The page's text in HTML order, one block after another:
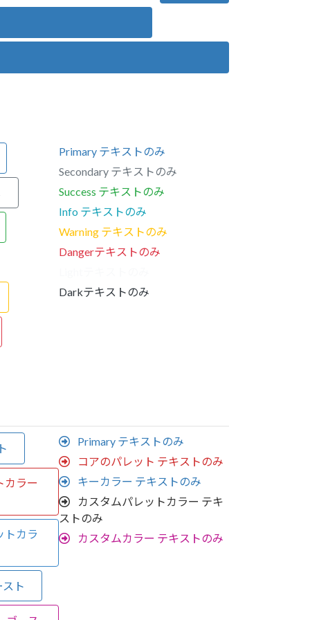
Primary テキストのみ
Secondary テキストのみ
Success テキストのみ
Info テキストのみ
Warning テキストのみ
Dangerテキストのみ
Darkテキストのみ
カラー
トカラ
ト
Primary テキストのみ
コアのパレット テキストのみ
キーカラー テキストのみ
カスタムパレットカラー テキ
ストのみ
カスタムカラー テキストのみ